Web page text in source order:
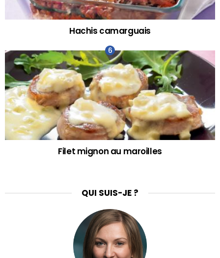
Hachis camarguais
Filet mignon au maroilles
QUI SUIS-JE ?